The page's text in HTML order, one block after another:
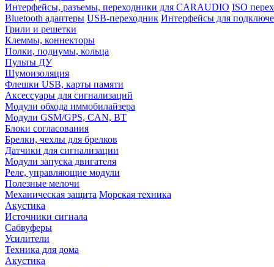
Интерфейсы, разъемы, переходники для CARAUDIO ISO
Bluetooth адаптеры USB-переходник Интерфейсы для
Грили и решетки
Клеммы, коннекторы
Полки, подиумы, кольца
Пульты ДУ
Шумоизоляция
Флешки USB, карты памяти
Аксессуары для сигнализаций
Модули обхода иммобилайзера
Модули GSM/GPS, CAN, BT
Блоки согласования
Брелки, чехлы для брелков
Датчики для сигнализации
Модули запуска двигателя
Реле, управляющие модули
Полезные мелочи
Механическая защита Морская техника
Акустика
Источники сигнала
Сабвуферы
Усилители
Техника для дома
Акустика